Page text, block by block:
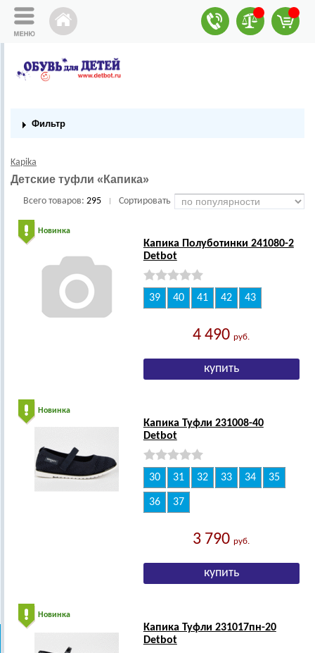
Фильтр
Kapika
Детские туфли «Капика»
Всего товаров: 295 Сортировать
Новинка
Капика Полуботинки 241080-2
Detbot
39 40 41 42 43
4 490руб.
Новинка
Капика Туфли 231008-40
Detbot
30 31 32 33 34 35
36 37
3 790руб.
Новинка
Капика Туфли 231017пн-20
Detbot